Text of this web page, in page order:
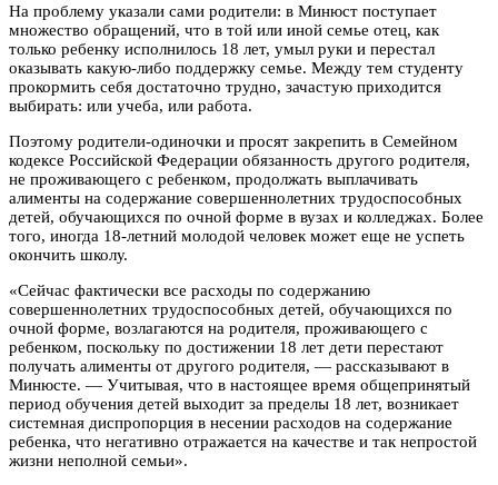
На проблему указали сами родители: в Минюст поступает
множество обращений, что в той или иной семье отец, как
только ребенку исполнилось 18 лет, умыл руки и перестал
оказывать какую-либо поддержку семье. Между тем студенту
прокормить себя достаточно трудно, зачастую приходится
выбирать: или учеба, или работа.
Поэтому родители-одиночки и просят закрепить в Семейном
кодексе Российской Федерации обязанность другого родителя,
не проживающего с ребенком, продолжать выплачивать
алименты на содержание совершеннолетних трудоспособных
детей, обучающихся по очной форме в вузах и колледжах. Более
того, иногда 18-летний молодой человек может еще не успеть
окончить школу.
«Сейчас фактически все расходы по содержанию
совершеннолетних трудоспособных детей, обучающихся по
очной форме, возлагаются на родителя, проживающего с
ребенком, поскольку по достижении 18 лет дети перестают
получать алименты от другого родителя, — рассказывают в
Минюсте. — Учитывая, что в настоящее время общепринятый
период обучения детей выходит за пределы 18 лет, возникает
системная диспропорция в несении расходов на содержание
ребенка, что негативно отражается на качестве и так непростой
жизни неполной семьи».